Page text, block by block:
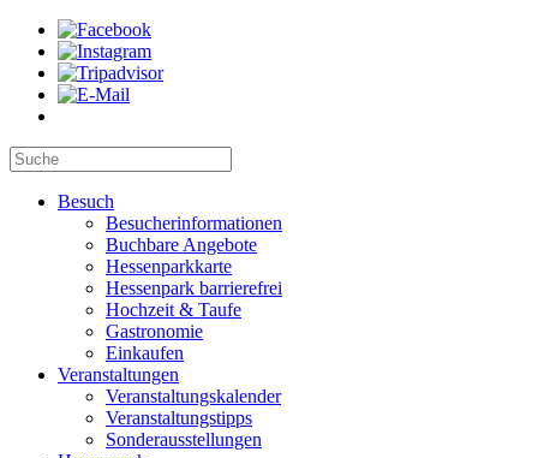
Besuch
Besucherinformationen
Buchbare Angebote
Hessenparkkarte
Hessenpark barrierefrei
Hochzeit & Taufe
Gastronomie
Einkaufen
Veranstaltungen
Veranstaltungskalender
Veranstaltungstipps
Sonderausstellungen